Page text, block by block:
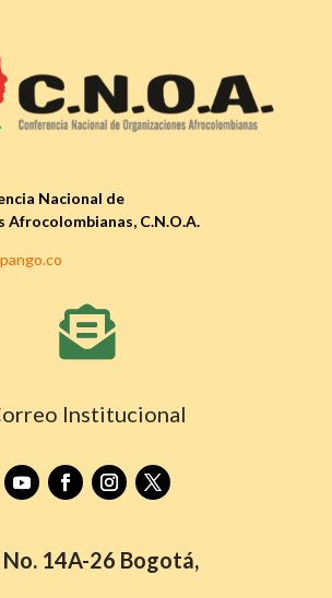
Nacional de
Afrocolombianas, C.N.O.A.

Institucional
No. 14A-26 Bogotá,